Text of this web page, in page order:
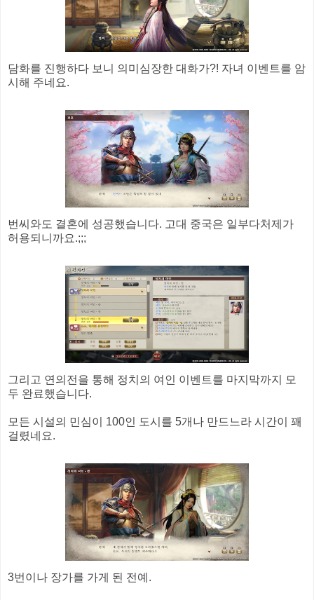
담화를 진행하다 보니 의미심장한 대화가?! 자녀 이벤트를 암
시해 주네요.
번씨와도 결혼에 성공했습니다. 고대 중국은 일부다처제가
허용되니까요.;;;
그리고 연의전을 통해 정치의 여인 이벤트를 마지막까지 모
두 완료했습니다.
모든 시설의 민심이 100인 도시를 5개나 만드느라 시간이 꽤
걸렸네요.
3번이나 장가를 가게 된 전예.